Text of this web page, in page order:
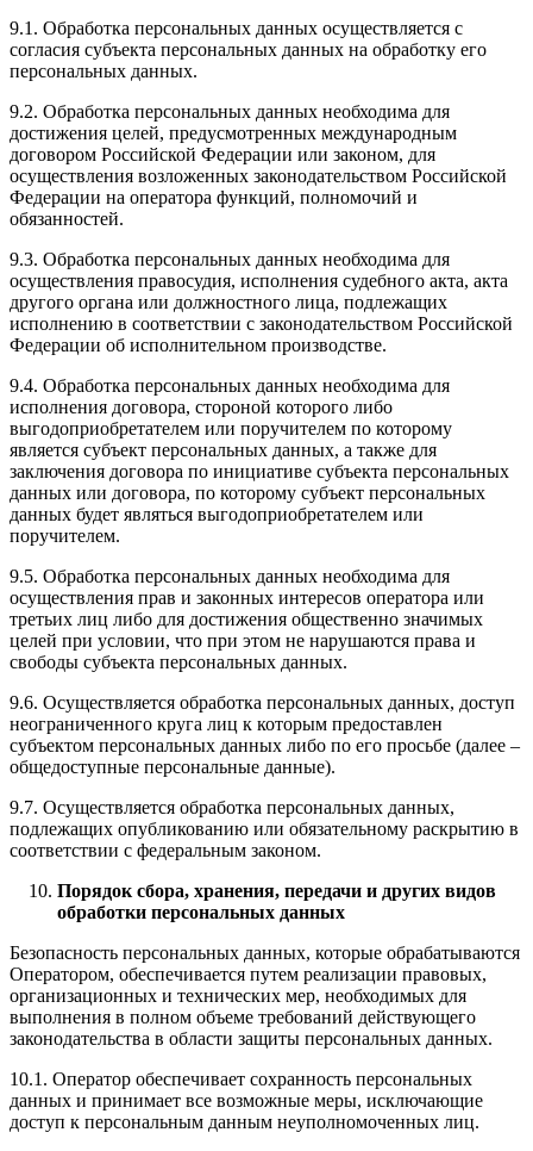
9.1. Обработка персональных данных осуществляется с
согласия субъекта персональных данных на обработку его
персональных данных.
9.2. Обработка персональных данных необходима для
достижения целей, предусмотренных международным
договором Российской Федерации или законом, для
осуществления возложенных законодательством Российской
Федерации на оператора функций, полномочий и
обязанностей.
9.3. Обработка персональных данных необходима для
осуществления правосудия, исполнения судебного акта, акта
другого органа или должностного лица, подлежащих
исполнению в соответствии с законодательством Российской
Федерации об исполнительном производстве.
9.4. Обработка персональных данных необходима для
исполнения договора, стороной которого либо
выгодоприобретателем или поручителем по которому
является субъект персональных данных, а также для
заключения договора по инициативе субъекта персональных
данных или договора, по которому субъект персональных
данных будет являться выгодоприобретателем или
поручителем.
9.5. Обработка персональных данных необходима для
осуществления прав и законных интересов оператора или
третьих лиц либо для достижения общественно значимых
целей при условии, что при этом не нарушаются права и
свободы субъекта персональных данных.
9.6. Осуществляется обработка персональных данных, доступ
неограниченного круга лиц к которым предоставлен
субъектом персональных данных либо по его просьбе (далее –
общедоступные персональные данные).
9.7. Осуществляется обработка персональных данных,
подлежащих опубликованию или обязательному раскрытию в
соответствии с федеральным законом.
Порядок сбора, хранения, передачи и других видов
обработки персональных данных
Безопасность персональных данных, которые обрабатываются
Оператором, обеспечивается путем реализации правовых,
организационных и технических мер, необходимых для
выполнения в полном объеме требований действующего
законодательства в области защиты персональных данных.
10.1. Оператор обеспечивает сохранность персональных
данных и принимает все возможные меры, исключающие
доступ к персональным данным неуполномоченных лиц.